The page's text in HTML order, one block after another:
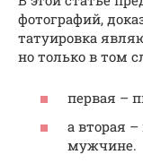
фотографий,
татуировка
но только в том
первая –
а вторая
мужчине.